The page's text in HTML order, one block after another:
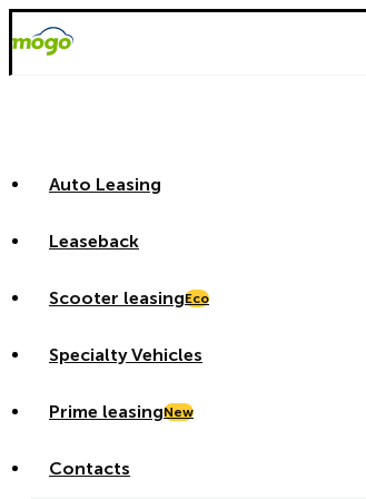
Auto Leasing
Leaseback
Scooter leasingEco
Specialty Vehicles
Prime leasingNew
Contacts